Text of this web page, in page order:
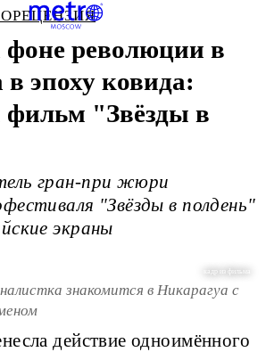
революции в
эпоху ковида:
фильм "Звёзды в
гран-при жюри
"Звёзды в полдень"
экраны
кадр из фильма
знакомится в Никарагуа с
действие одноимённого